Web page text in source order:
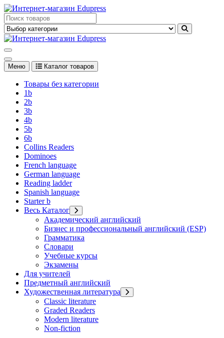
Перейти
к
содержимому
Edupress Uzbekistan, Edupress Узбекистан, книги, учебники на
английском языке
английском языке
Меню Каталог товаров
Товары без категории
1b
2b
3b
4b
5b
6b
Collins Readers
Dominoes
French language
German language
Reading ladder
Spanish language
Starter b
Весь Каталог
Академический английский
Бизнес и профессиональный английский (ESP)
Грамматика
Словари
Учебные курсы
Экзамены
Для учителей
Предметный английский
Художественная литература
Classic literature
Graded Readers
Modern literature
Non-fiction